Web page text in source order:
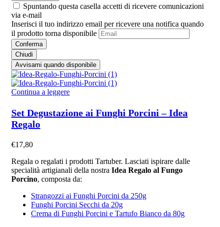
Spuntando questa casella accetti di ricevere comunicazioni
via e-mail
Inserisci il tuo indirizzo email per ricevere una notifica quando
il prodotto torna disponibile
Conferma
Chiudi
Avvisami quando disponibile
Continua a leggere
Set Degustazione ai Funghi Porcini – Idea
Regalo
€17,80
Regala o regalati i prodotti Tartuber. Lasciati ispirare dalle
specialità artigianali della nostra Idea Regalo al Fungo
Porcino, composta da:
Strangozzi ai Funghi Porcini da 250g
Funghi Porcini Secchi da 20g
Crema di Funghi Porcini e Tartufo Bianco da 80g